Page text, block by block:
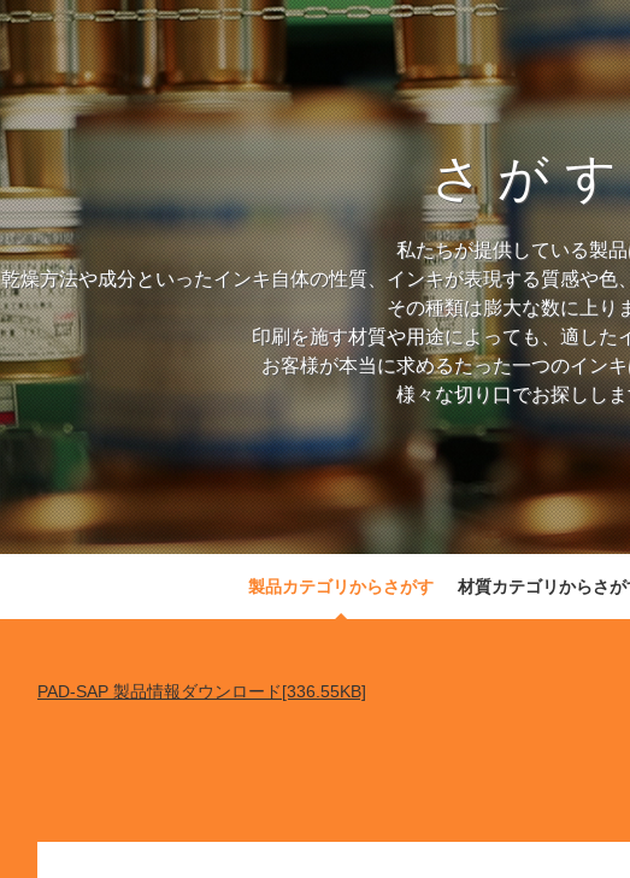
さが
私たちが提供している製
乾燥方法や成分といったインキ自体の性質、インキが表現する質感や
その種類は膨大な数に上り
印刷を施す材質や用途によっても、適した
お客様が本当に求めるたった一つのイン
様々な切り口でお探しし
製品カテゴリからさがす 材質カテゴリからさが
PAD-SAP 製品情報ダウンロード[336.55KB]